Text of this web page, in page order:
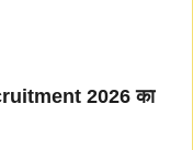
2026 का